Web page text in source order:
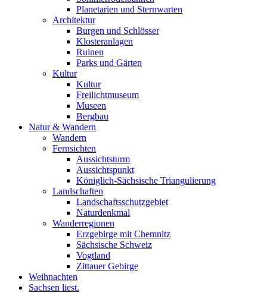
Planetarien und Sternwarten
Architektur
Burgen und Schlösser
Klosteranlagen
Ruinen
Parks und Gärten
Kultur
Kultur
Freilichtmuseum
Museen
Bergbau
Natur & Wandern
Wandern
Fernsichten
Aussichtsturm
Aussichtspunkt
Königlich-Sächsische Triangulierung
Landschaften
Landschaftsschutzgebiet
Naturdenkmal
Wanderregionen
Erzgebirge mit Chemnitz
Sächsische Schweiz
Vogtland
Zittauer Gebirge
Weihnachten
Sachsen liest.